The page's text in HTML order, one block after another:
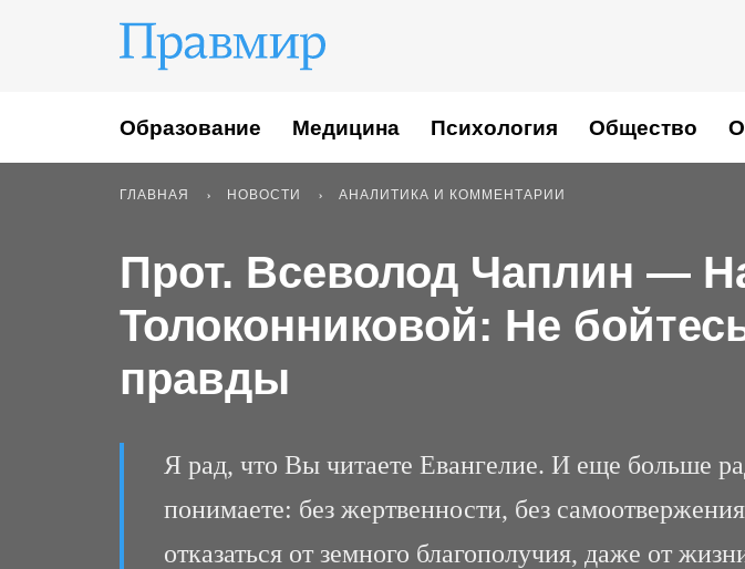
Образование Медицина Психология Общество
ГЛАВНАЯ НОВОСТИ АНАЛИТИКА И КОММЕНТАРИИ
Прот. Всеволод Чаплин —
Толоконниковой: Не
правды
Я рад, что Вы читаете Евангелие. И еще больше
понимаете: без жертвенности, без
отказаться от земного благополучия, даже от